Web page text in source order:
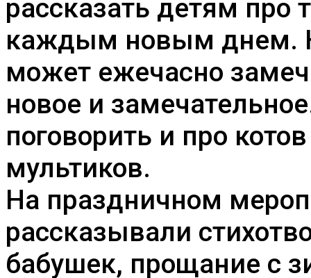
рассказать детям про
каждым новым днем.
может ежечасно
новое и
поговорить и про
мультиков.
На праздничном
рассказывали
бабушек, прощание с